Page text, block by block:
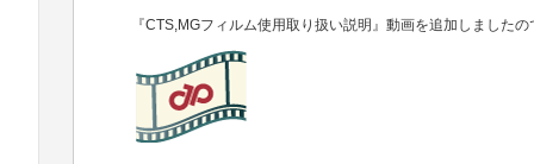
『CTS,MGフィルム使用取り扱い説明』動画を追加しました